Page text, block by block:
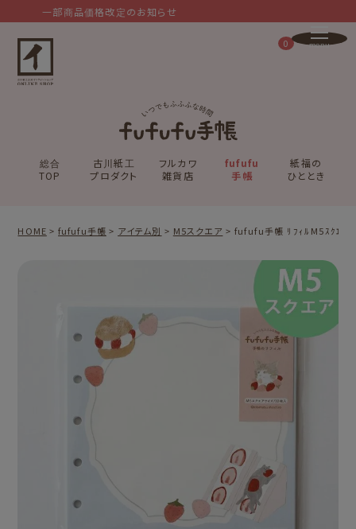
一部商品価格改定のお知らせ
総合
TOP
古川紙工
プロダクト
フルカワ
雑貨店
fufufu
手帳
紙福の
ひととき
0
HOME fufufu手帳 アイテム別 M5スクエア fufufu手帳 ﾘﾌｨﾙM5ｽｸｴｱ